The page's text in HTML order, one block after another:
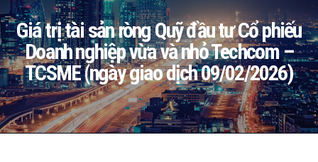
Giá trị tài sản ròng Quỹ đầu tư Cổ phiếu
Doanh nghiệp vừa và nhỏ Techcom –
TCSME (ngày giao dịch 09/02/2026)